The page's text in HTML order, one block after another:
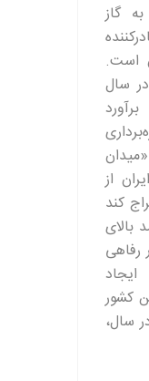
گاز
است.
سال
دلار برآورد
از
کند
بالای
کشور
در سال،